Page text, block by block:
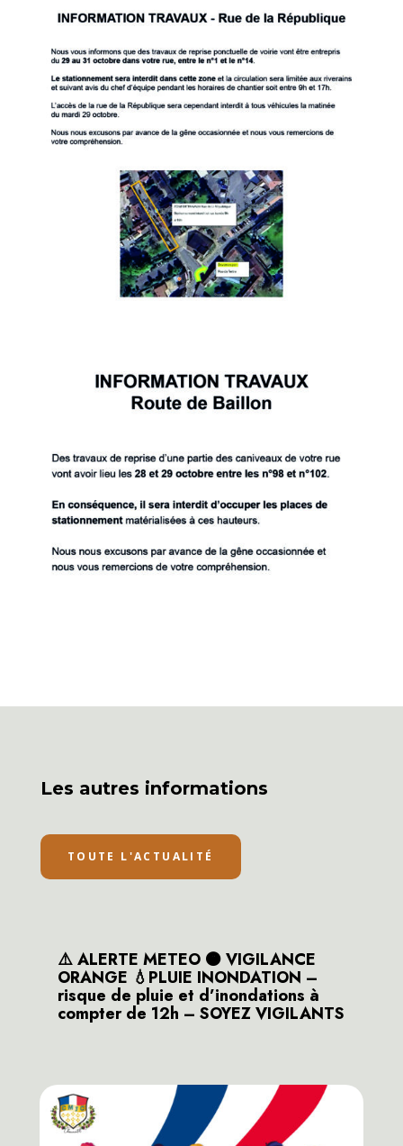
Les autres informations
TOUTE L'ACTUALITÉ
⚠️ ALERTE METEO 🟠 VIGILANCE
ORANGE 💧PLUIE INONDATION –
risque de pluie et d’inondations à
compter de 12h – SOYEZ VIGILANTS